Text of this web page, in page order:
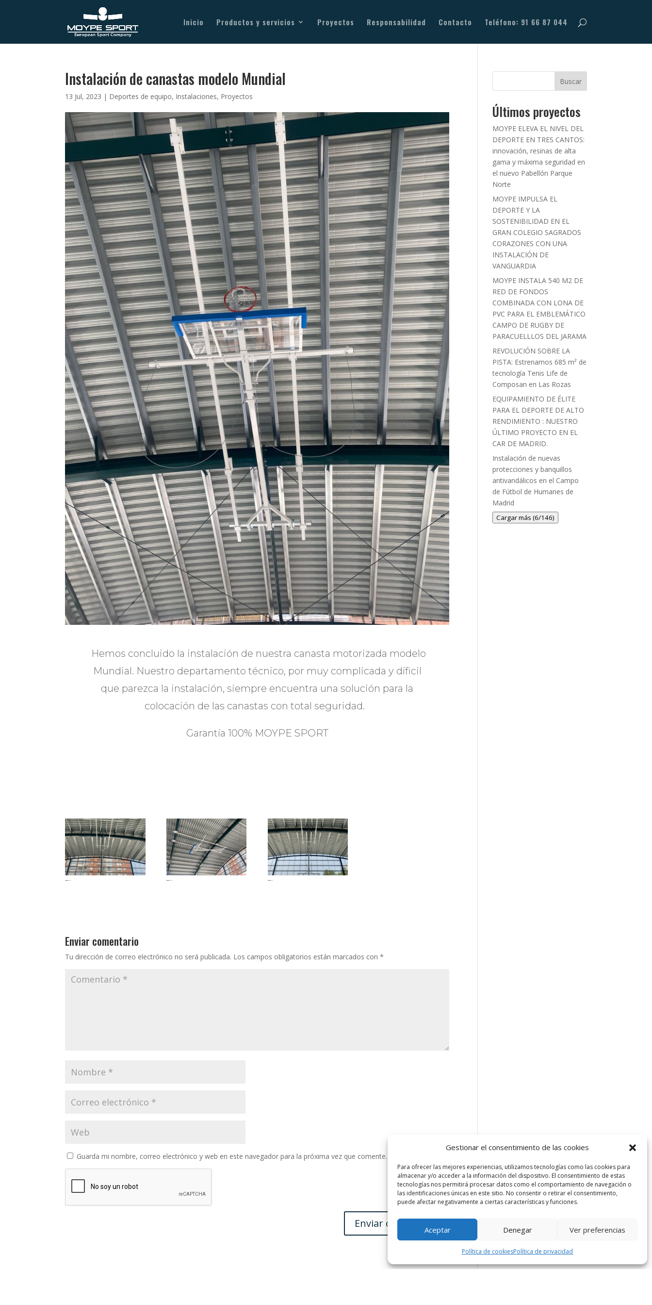
Gestionar el consentimiento de las cookies
Para ofrecer las mejores experiencias, utilizamos tecnologías como las cookies para
almacenar y/o acceder a la información del dispositivo. El consentimiento de estas
tecnologías nos permitirá procesar datos como el comportamiento de navegación o
las identificaciones únicas en este sitio. No consentir o retirar el consentimiento,
puede afectar negativamente a ciertas características y funciones.
Aceptar Denegar Ver preferencias
Política de cookiesPolítica de privacidad
Inicio Productos y servicios Proyectos Responsabilidad Contacto Teléfono: 91 66 87 044
Instalación de canastas modelo Mundial
13 Jul, 2023 | Deportes de equipo, Instalaciones, Proyectos
Hemos concluido la instalación de nuestra canasta motorizada modelo
Mundial. Nuestro departamento técnico, por muy complicada y díficil
que parezca la instalación, siempre encuentra una solución para la
colocación de las canastas con total seguridad.
Garantía 100% MOYPE SPORT
Enviar comentario
Tu dirección de correo electrónico no será publicada. Los campos obligatorios están marcados con*
Guarda mi nombre, correo electrónico y web en este navegador para la próxima vez que comente.
Buscar
Últimos proyectos
MOYPE ELEVA EL NIVEL DEL
DEPORTE EN TRES CANTOS:
innovación, resinas de alta
gama y máxima seguridad en
el nuevo Pabellón Parque
Norte
MOYPE IMPULSA EL
DEPORTE Y LA
SOSTENIBILIDAD EN EL
GRAN COLEGIO SAGRADOS
CORAZONES CON UNA
INSTALACIÓN DE
VANGUARDIA
MOYPE INSTALA 540 M2 DE
RED DE FONDOS
COMBINADA CON LONA DE
PVC PARA EL EMBLEMÁTICO
CAMPO DE RUGBY DE
PARACUELLLOS DEL JARAMA
REVOLUCIÓN SOBRE LA
PISTA: Estrenamos 685 m² de
tecnología Tenis Life de
Composan en Las Rozas
EQUIPAMIENTO DE ÉLITE
PARA EL DEPORTE DE ALTO
RENDIMIENTO : NUESTRO
ÚLTIMO PROYECTO EN EL
CAR DE MADRID.
Instalación de nuevas
protecciones y banquillos
antivandálicos en el Campo
de Fútbol de Humanes de
Madrid
Cargar más (6/146)